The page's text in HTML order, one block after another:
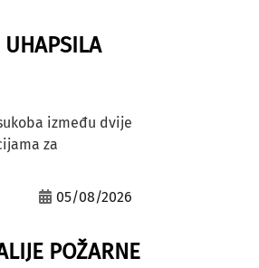
UHAPSILA
između dvije
za
05/08/2026
POŽARNE